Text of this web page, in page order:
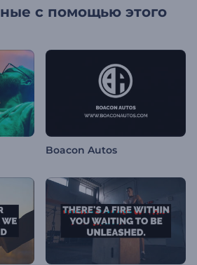
с помощью этого
Boacon Autos